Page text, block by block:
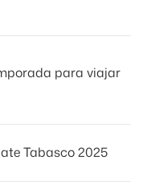
para viajar
Tabasco 2025